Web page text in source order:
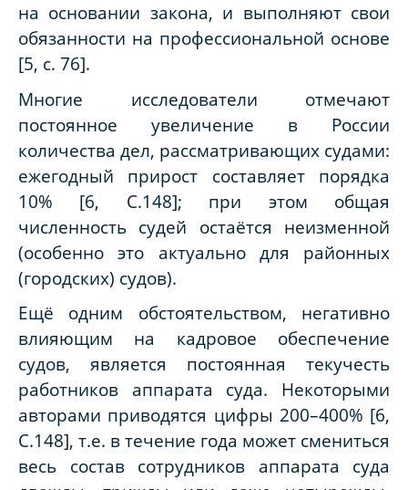
на основании закона, и выполняют свои
обязанности на профессиональной основе
[5, с. 76].
Многие исследователи отмечают
постоянное увеличение в России
количества дел, рассматривающих судами:
ежегодный прирост составляет порядка
10% [6, С.148]; при этом общая
численность судей остаётся неизменной
(особенно это актуально для районных
(городских) судов).
Ещё одним обстоятельством, негативно
влияющим на кадровое обеспечение
судов, является постоянная текучесть
работников аппарата суда. Некоторыми
авторами приводятся цифры 200–400% [6,
С.148], т.е. в течение года может смениться
весь состав сотрудников аппарата суда